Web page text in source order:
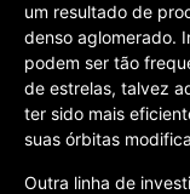
um resultado de
denso aglomerado.
podem ser tão
de estrelas, talvez
ter sido mais
suas órbitas
Outra linha de